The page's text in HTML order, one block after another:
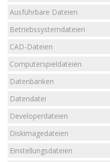
Ausführbare Dateien
Betriebssystemdateien
CAD-Dateien
Computerspieldateien
Datenbanken
Datendatei
Developerdateien
Diskimagedateien
Einstellungsdateien